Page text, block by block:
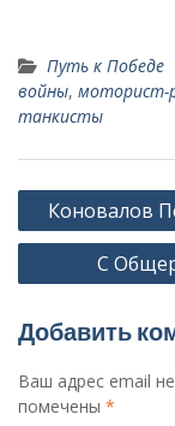
Путь к Победе
войны, моторист-
танкисты
Навигация
по
записям
Коновалов
С
Добавить
Ваш адрес email
помечены *